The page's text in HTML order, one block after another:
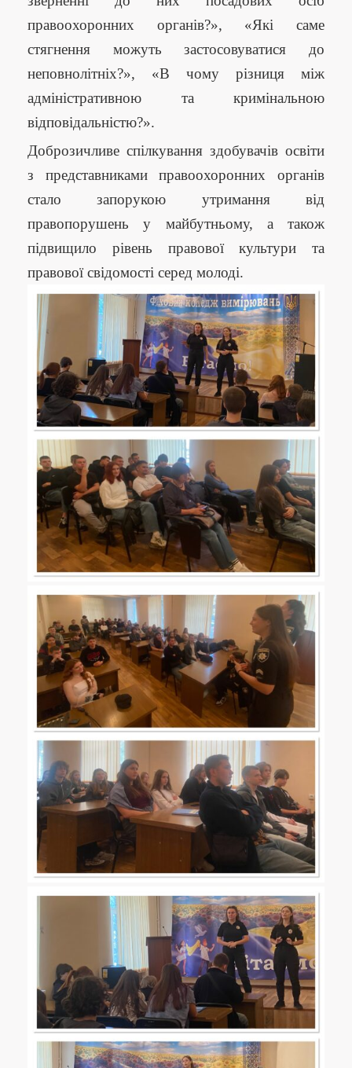
правоохоронних органів?», «Які саме
стягнення можуть застосовуватися до
неповнолітніх?», «В чому різниця між
адміністративною та кримінальною
відповідальністю?».
Доброзичливе спілкування здобувачів освіти
з представниками правоохоронних органів
стало запорукою утримання від
правопорушень у майбутньому, а також
підвищило рівень правової культури та
правової свідомості серед молоді.